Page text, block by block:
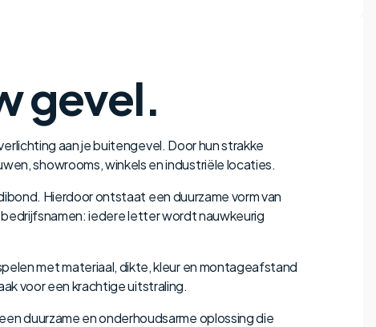
gevel.
aan je buitengevel. Door hun strakke
showrooms, winkels en industriële locaties.
Hierdoor ontstaat een duurzame vorm van
iedere letter wordt nauwkeurig
met materiaal, dikte, kleur en montageafstand
voor een krachtige uitstraling.
duurzame en onderhoudsarme oplossing die